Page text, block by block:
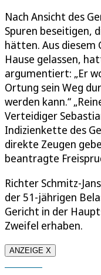
Nach Ansicht des
Spuren beseitigen,
hätten. Aus diesem
Hause gelassen,
argumentiert: „Er
Ortung sein Weg
werden kann.“
Verteidiger
Indizienkette des
direkte Zeugen
beantragte
Richter Schmitz-
der 51-jährigen
Gericht in der
Zweifel erhaben.
ANZEIGE X